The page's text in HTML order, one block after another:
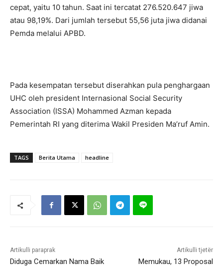
cepat, yaitu 10 tahun. Saat ini tercatat 276.520.647 jiwa
atau 98,19%. Dari jumlah tersebut 55,56 juta jiwa didanai
Pemda melalui APBD.
Pada kesempatan tersebut diserahkan pula penghargaan
UHC oleh president Internasional Social Security
Association (ISSA) Mohammed Azman kepada
Pemerintah RI yang diterima Wakil Presiden Ma’ruf Amin.
TAGS Berita Utama headline
Artikulli paraprak
Diduga Cemarkan Nama Baik
Artikulli tjetër
Memukau, 13 Proposal